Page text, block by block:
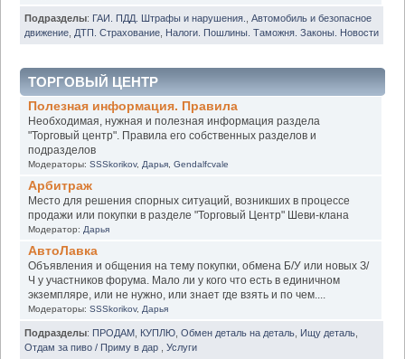
Подразделы: ГАИ. ПДД. Штрафы и нарушения.
Автомобиль и безопасное
движение ДТП. Страхование Налоги. Пошлины. Таможня. Законы. Новости
ТОРГОВЫЙ ЦЕНТР
Полезная информация. Правила
Необходимая, нужная и полезная информация раздела
"Торговый центр". Правила его собственных разделов и
подразделов
Модераторы: SSSkorikov, Дарья, Gendalfcvale
Арбитраж
Место для решения спорных ситуаций, возникших в процессе
продажи или покупки в разделе "Торговый Центр" Шеви-клана
Модератор: Дарья
АвтоЛавка
Объявления и общения на тему покупки, обмена Б/У или новых З/
Ч у участников форума. Мало ли у кого что есть в единичном
экземпляре, или не нужно, или знает где взять и по чем....
Модераторы: SSSkorikov, Дарья
Подразделы: ПРОДАМ КУПЛЮ Обмен деталь на деталь Ищу деталь
Отдам за пиво / Приму в дар
Услуги